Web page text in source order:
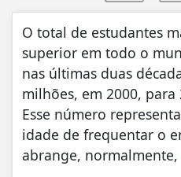
O total de estudantes
superior em todo o
nas últimas duas
milhões, em 2000,
Esse número
idade de frequentar o
abrange,